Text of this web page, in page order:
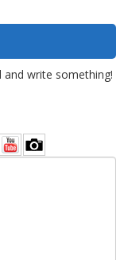
write something!